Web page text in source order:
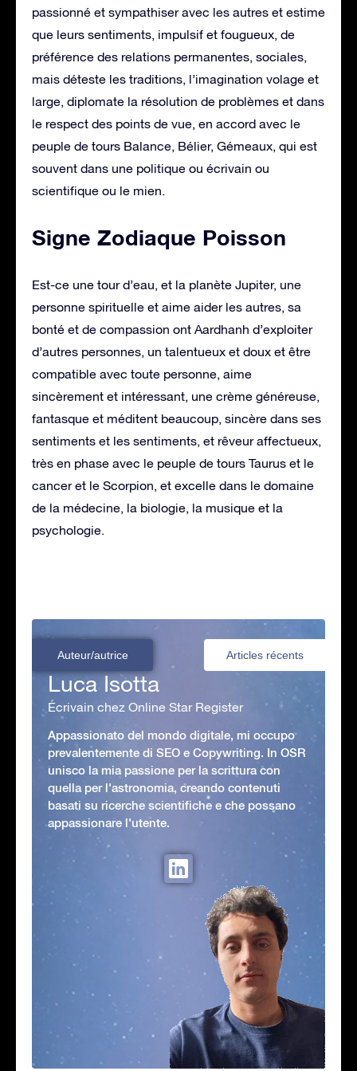
passionné et sympathiser avec les autres et estime
que leurs sentiments, impulsif et fougueux, de
préférence des relations permanentes, sociales,
mais déteste les traditions, l’imagination volage et
large, diplomate la résolution de problèmes et dans
le respect des points de vue, en accord avec le
peuple de tours Balance, Bélier, Gémeaux, qui est
souvent dans une politique ou écrivain ou
scientifique ou le mien.
Signe Zodiaque Poisson
Est-ce une tour d’eau, et la planète Jupiter, une
personne spirituelle et aime aider les autres, sa
bonté et de compassion ont Aardhanh d’exploiter
d’autres personnes, un talentueux et doux et être
compatible avec toute personne, aime
sincèrement et intéressant, une crème généreuse,
fantasque et méditent beaucoup, sincère dans ses
sentiments et les sentiments, et rêveur affectueux,
très en phase avec le peuple de tours Taurus et le
cancer et le Scorpion, et excelle dans le domaine
de la médecine, la biologie, la musique et la
psychologie.
Auteur/autrice Articles récents
Luca Isotta
Écrivain chez Online Star Register
Appassionato del mondo digitale, mi occupo
prevalentemente di SEO e Copywriting. In OSR
unisco la mia passione per la scrittura con
quella per l'astronomia, creando contenuti
basati su ricerche scientifiche e che possano
appassionare l'utente.